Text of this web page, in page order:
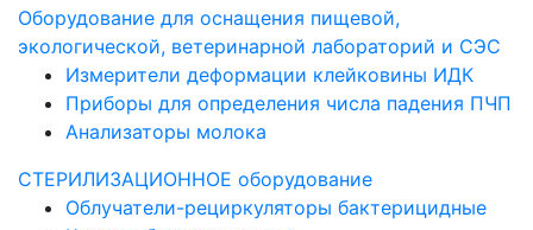
Оборудование для оснащения пищевой,
экологической, ветеринарной лабораторий и СЭС
Измерители деформации клейковины ИДК
Приборы для определения числа падения ПЧП
Анализаторы молока
СТЕРИЛИЗАЦИОННОЕ оборудование
Облучатели-рециркуляторы бактерицидные